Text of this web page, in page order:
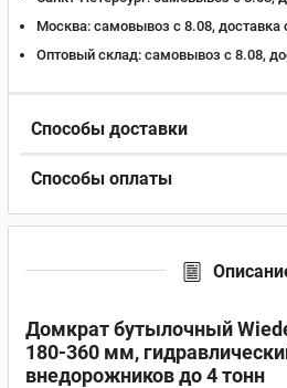
Москва: самовывоз с 8.08, доставка
Оптовый склад: самовывоз с 8.08,
Способы доставки
Способы оплаты
Домкрат бутылочный
180-360 мм,
внедорожников до 4 тонн